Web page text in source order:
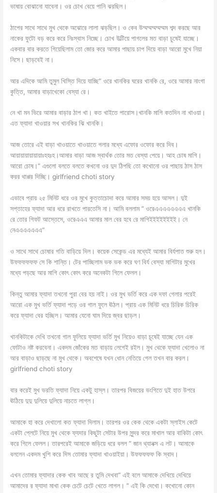
ভাষায় বোঝানো যাবেনা। ওর চোখ বেয়ে পানি ঝরছিল।
ঠাপের সাথে সাথে মুখ থেকে অঝোরে লালা ঝড়ছিল। ও কেব উম্মম্মম্মম্মম্মম শব্দ করছে আর
নাকের ফুটো বড় করে করে নিঃস্বাস নিচ্ছে। চোখ উল্টিয়ে পাগলের মত বাড়া চুষেই যাচ্ছে।
একবার বার করতে গিয়েছিলাম তো জোর করে আমার পাছায় চাপ দিয়ে বাড়া আরো মুখে নিয়া
নিসে। ছাড়বেই না।
আর এদিকে আমি তুমুল খিস্তি দিয়ে যাচ্ছি” ওরে খানকির ঘরের খানকি রে, ওরে আমার নাংগা
কুত্তি, আমার বাড়াখেকো বেস্যা রে।
নে খা মন ভিরে আমার বাড়ার ঠাপ খা। কত খাইতে পারোস।খানকি মাগি কতদিন না খাওয়া।
এত ফ্যাদা খাওয়ার সখ খানকির ঝি খানকি।
আজ তোরে এই বাড়া খাওয়াতে খাওয়াতে গলার মধ্যে এফোর ওফোর করে দিব।
আয়ায়ায়ায়ায়ায়াঃহহঃহ।আমার বাড়া আজ স্বার্থক তোর মত বেস্যা পেয়ে। আহ চোষ মাগি।
আরো চোষ।” এগুলো বলতে বলতে কখনো ওর দুদ ঠিপছি তো কখোনো ওর পাছায় ঠাস ঠাস
করর থাপ্পর দিচ্ছি। girlfriend choti story
এভাবে প্রায় ২৫ মিনিট ধরে ওর মুখে কুত্তাচোদা করে আমার সময় হয়ে আসল। দুই
সপ্তাহের ফ্যাদা আর ধরে রাখতে পারতেসি না। আমি বললাম ” ওরেএএএএএএএএ খানকি
রে তোর গিফট আস্তেসে, ওরেএএএ আমার মাল বের হবে রে মাগিইইইইইইইই। নে
নেএএএএএএএ”
ও সাথে সাথে চোষার গতি বাড়িয়ে দিল। কয়েক সেকেন্ড এর মধ্যেই আমার বির্যপাত শুরু হল।
উফফফফফফ সে কি শান্তি। টের পাচ্ছিলাম ভক ভক করে ঘণ বির্য বেস্যা মাগিটার মুখের
মধ্যে পড়ছে আর মাগি কোৎ কোৎ করে অনেকটা গিলে ফেলল।
কিন্তু আমার ফ্যাদা তখনো পুরা বের হয় নাই। ওর মুখ ভর্তি করে এক দফা গেলার পরেই
আরো এক মুখ ভর্তি ফ্যাদা পড়ে ওর গাল ফুলে ঊঠল। প্রায় এক মিনিট ধরে চিরিক চিরিক
করে ফ্যাদা বের হচ্ছিল। আমার যেনো ঘাম দিয়ে জ্বর ছাড়ল।
খানকিটাকে দেখি তখনো গাল ফুলিয়ে ফ্যাদা ভর্তি মুখ নিয়েও বাড়া চূষেই যাচ্ছে যেন এক
ফোটাও নষ্ট করবেনা। একদম জোঁকের মত বাড়ায় লেগেই রইল। মুখ থেকে ফ্যাদা খেলোও না
আর বাড়াও ছাড়ছে না মুখ থেকে। অবশেষে যখন ধোন নেতিয়ে গেল তখন বার করল।
girlfriend choti story
বার করেই মুখ ভরতি ফ্যাদা নিয়ে একটু হাস্ল। তারপর বিজয়ের ভংগিতে দুই হাত উপরে
ঊঠিয়ে দুদু দুলিয়ে দুলিয়ে নাচতে লাগ্ল।
আমাকে হা করে দেখালো কত ফ্যাদা দিলাম। তারপর ওর কেক থেকে একটা স্লাইস কেটে
একটা প্লেটে নিয়ে মুখ থেকে ফ্যদার কিছুটা সেটার উপর সুন্দর করে মাখাল আর বাকিটা কোৎ
করে গিলে ফেলল। তারপরেই আমাকে জড়িয়ে ধরে বলল ” জান থ্যানক্স এ লট। আমাকে
বললেন একদম খুশি করে দিস তোমার ফ্যাদা খাওয়াইয়া। উফফফফফ কি স্বাদ।
এখন তোমার ফ্যাদার কেক খাব আছে র তুমি দেখবা” এই বলে আমাকে দেখিয়ে দেখিয়ে
আমাদের র ফ্যাদা মাখা কেক চেটে চেটে খেতে লাগল। ” এই কি দেখো। কখোনো কোন